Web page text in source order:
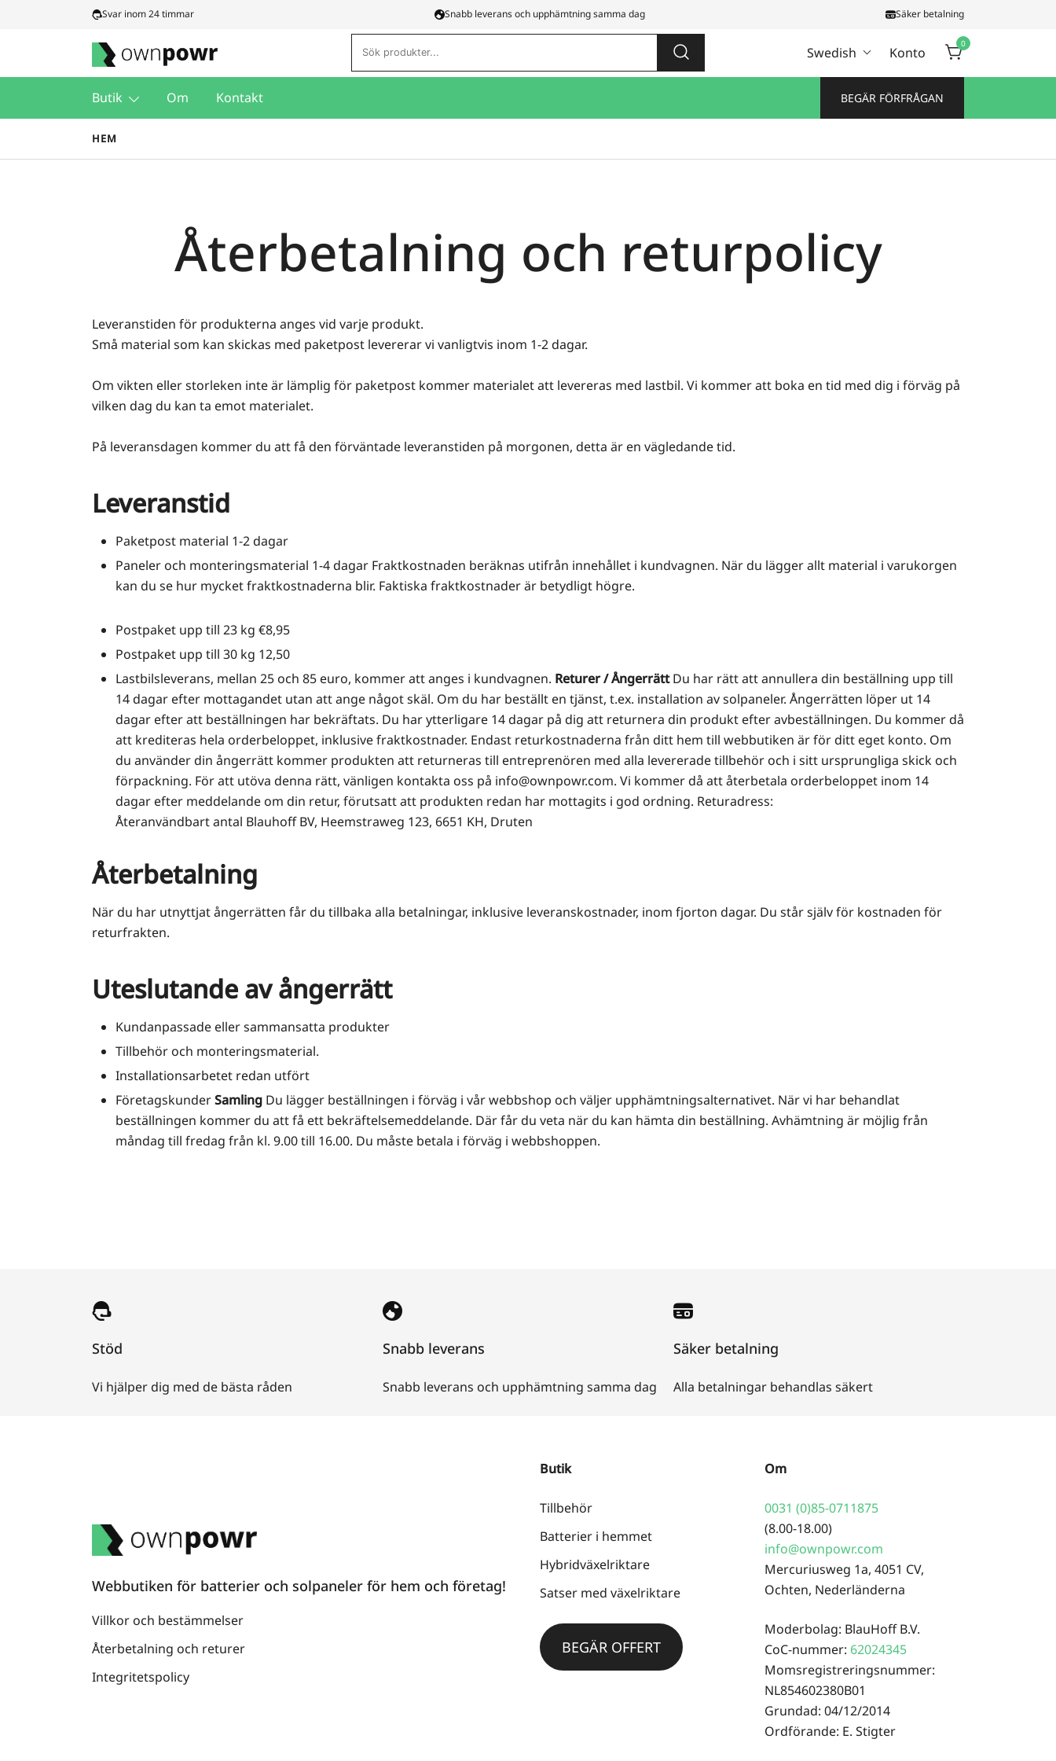
Svar inom 24 timmar Snabb leverans och upphämtning samma dag Säker betalning
Ownpowr
Swedish Konto
0
Butik Om Kontakt BEGÄR FÖRFRÅGAN
HEM
Återbetalning och returpolicy
Leveranstiden för produkterna anges vid varje produkt.
Små material som kan skickas med paketpost levererar vi vanligtvis inom 1-2 dagar.
Om vikten eller storleken inte är lämplig för paketpost kommer materialet att levereras med lastbil. Vi kommer att boka en tid med dig i förväg på
vilken dag du kan ta emot materialet.
På leveransdagen kommer du att få den förväntade leveranstiden på morgonen, detta är en vägledande tid.
Leveranstid
Paketpost material 1-2 dagar
Paneler och monteringsmaterial 1-4 dagar Fraktkostnaden beräknas utifrån innehållet i kundvagnen. När du lägger allt material i varukorgen
kan du se hur mycket fraktkostnaderna blir. Faktiska fraktkostnader är betydligt högre.
Postpaket upp till 23 kg €8,95
Postpaket upp till 30 kg 12,50
Lastbilsleverans, mellan 25 och 85 euro, kommer att anges i kundvagnen. Returer / ÅngerrättDu har rätt att annullera din beställning upp till
14 dagar efter mottagandet utan att ange något skäl. Om du har beställt en tjänst, t.ex. installation av solpaneler. Ångerrätten löper ut 14
dagar efter att beställningen har bekräftats. Du har ytterligare 14 dagar på dig att returnera din produkt efter avbeställningen. Du kommer då
att krediteras hela orderbeloppet, inklusive fraktkostnader. Endast returkostnaderna från ditt hem till webbutiken är för ditt eget konto. Om
du använder din ångerrätt kommer produkten att returneras till entreprenören med alla levererade tillbehör och i sitt ursprungliga skick och
förpackning. För att utöva denna rätt, vänligen kontakta oss på info@ownpowr.com. Vi kommer då att återbetala orderbeloppet inom 14
dagar efter meddelande om din retur, förutsatt att produkten redan har mottagits i god ordning. Returadress:
Återanvändbart antal Blauhoff BV, Heemstraweg 123, 6651 KH, Druten
Återbetalning
När du har utnyttjat ångerrätten får du tillbaka alla betalningar, inklusive leveranskostnader, inom fjorton dagar. Du står själv för kostnaden för
returfrakten.
Uteslutande av ångerrätt
Kundanpassade eller sammansatta produkter
Tillbehör och monteringsmaterial.
Installationsarbetet redan utfört
FöretagskunderSamling Du lägger beställningen i förväg i vår webbshop och väljer upphämtningsalternativet. När vi har behandlat
beställningen kommer du att få ett bekräftelsemeddelande. Där får du veta när du kan hämta din beställning. Avhämtning är möjlig från
måndag till fredag från kl. 9.00 till 16.00. Du måste betala i förväg i webbshoppen.
Stöd
Vi hjälper dig med de bästa råden
Snabb leverans
Snabb leverans och upphämtning samma dag
Säker betalning
Alla betalningar behandlas säkert
Webbutiken för batterier och solpaneler för hem och företag!
Villkor och bestämmelser
Återbetalning och returer
Integritetspolicy
Butik
Tillbehör
Batterier i hemmet
Hybridväxelriktare
Satser med växelriktare
BEGÄR OFFERT
Om
0031 (0)85-0711875
(8.00-18.00)
info@ownpowr.com
Mercuriusweg 1a, 4051 CV,
Ochten, Nederländerna
Moderbolag: BlauHoff B.V.
CoC-nummer: 62024345
Momsregistreringsnummer:
NL854602380B01
Grundad: 04/12/2014
Ordförande: E. Stigter